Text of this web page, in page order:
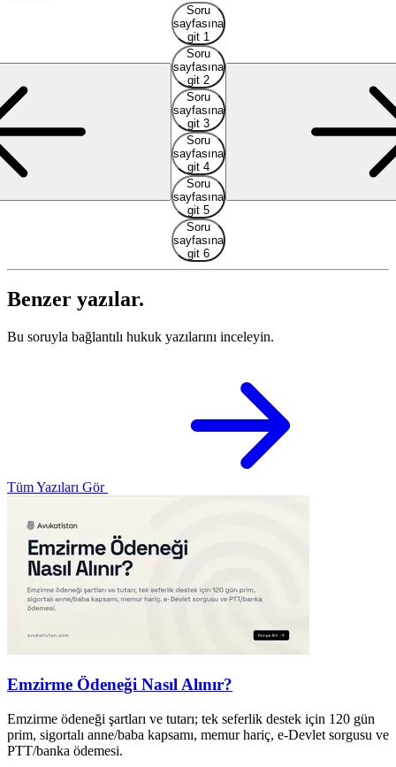
Soru
sayfasına
git 1
Soru
sayfasına
git 2
Soru
sayfasına
git 3
Soru
sayfasına
git 4
Soru
sayfasına
git 5
Soru
sayfasına
git 6
Benzer yazılar.
Bu soruyla bağlantılı hukuk yazılarını inceleyin.
Tüm Yazıları Gör
Emzirme Ödeneği Nasıl Alınır?
Emzirme ödeneği şartları ve tutarı; tek seferlik destek için 120 gün
prim, sigortalı anne/baba kapsamı, memur hariç, e-Devlet sorgusu ve
PTT/banka ödemesi.